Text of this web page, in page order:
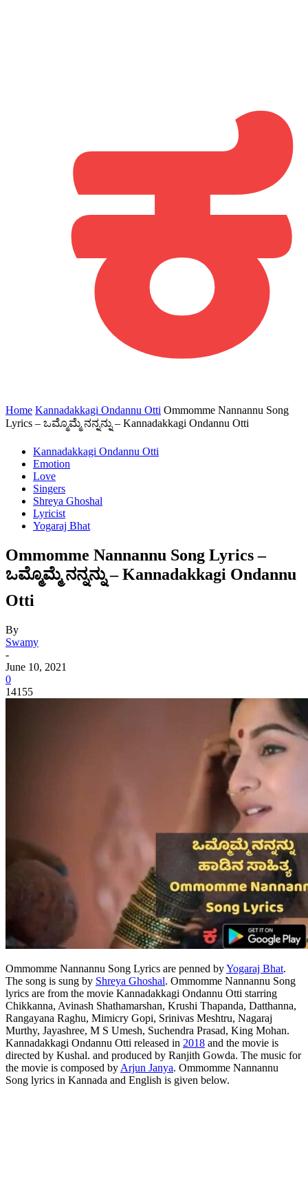
Home Kannadakkagi Ondannu Otti Ommomme Nannannu Song
Lyrics – ಒಮ್ಮೊಮ್ಮೆ ನನ್ನನ್ನು – Kannadakkagi Ondannu Otti
Kannadakkagi Ondannu Otti
Emotion
Love
Singers
Shreya Ghoshal
Lyricist
Yogaraj Bhat
Ommomme Nannannu Song Lyrics –
ಒಮ್ಮೊಮ್ಮೆ ನನ್ನನ್ನು – Kannadakkagi Ondannu
Otti
By
Swamy
-
June 10, 2021
0
14155
Ommomme Nannannu Song Lyrics are penned byYogaraj Bhat.
The song is sung by Shreya Ghoshal. Ommomme Nannannu Song
lyrics are from the movie Kannadakkagi Ondannu Otti starring
Chikkanna, Avinash Shathamarshan, Krushi Thapanda, Datthanna,
Rangayana Raghu, Mimicry Gopi, Srinivas Meshtru, Nagaraj
Murthy, Jayashree, M S Umesh, Suchendra Prasad, King Mohan.
Kannadakkagi Ondannu Otti released in 2018 and the movie is
directed by Kushal. and produced by Ranjith Gowda. The music for
the movie is composed by Arjun Janya. Ommomme Nannannu
Song lyrics in Kannada and English is given below.